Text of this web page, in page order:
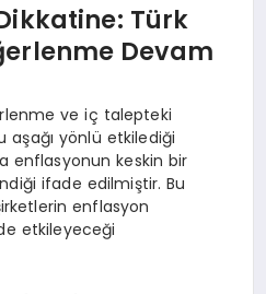
Türk
Devam
ve iç talepteki
aşağı yönlü etkilediği
enflasyonun keskin bir
ifade edilmiştir. Bu
enflasyon
etkileyeceği